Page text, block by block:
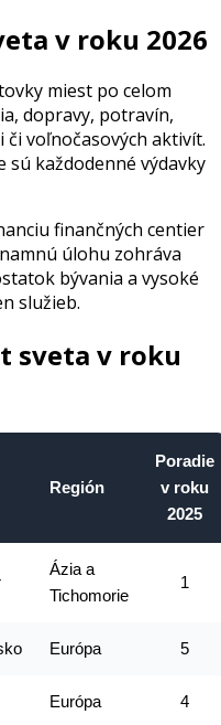
v roku 2026
miest po celom
dopravy, potravín,
voľnočasových aktivít.
sú každodenné výdavky
finančných centier
úlohu zohráva
bývania a vysoké
služieb.
sveta v roku
Región
Poradie
v roku
2025
Ázia a
Tichomorie
1
Európa 5
Európa 4